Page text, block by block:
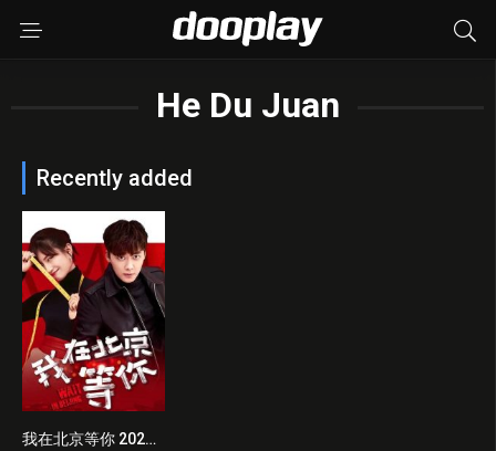
He Du Juan
Recently added
10
我在北京等你 2020 en Streaming HD Gratuit !